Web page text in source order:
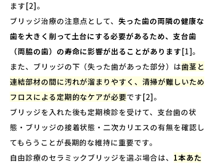
ます[2]。
ブリッジ治療の注意点として、 失った歯の両隣の健康な
歯を大きく削って土台にする必要があるため、支台歯
（両脇の歯）の寿命に影響が出ることがあります[1]。
また、ブリッジの下（失った歯があった部分）は歯茎と
連結部材の間に汚れが溜まりやすく、清掃が難しいため
フロスによる定期的なケアが必要です[2]。
ブリッジを入れた後も定期検診を受けて、支台歯の状
態・ブリッジの接着状態・二次カリエスの有無を確認し
てもらうことが長期的な維持に重要です。
自由診療のセラミックブリッジを選ぶ場合は、 1本あた